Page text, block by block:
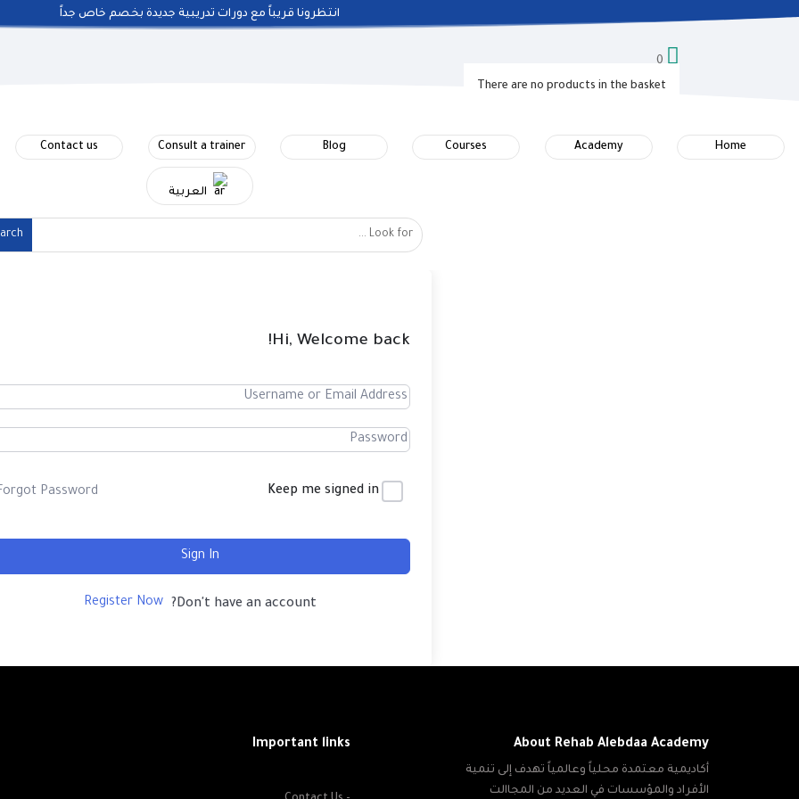
انتظرونا قريباً مع دورات تدريبية جديدة بخصم خاص جداً

0
There are no products in the basket
Home
Academy
Courses
Blog
Consult a trainer
Contact us
العربية
Hi, Welcome back!
Keep me signed in
Password?
Sign In
Don't have an account?
Register Now
Important links About Rehab Alebdaa Academy
أكاديمية معتمدة محلياً وعالمياً تهدف إلى تنمية
الأفراد والمؤسسات في العديد من المجاالت